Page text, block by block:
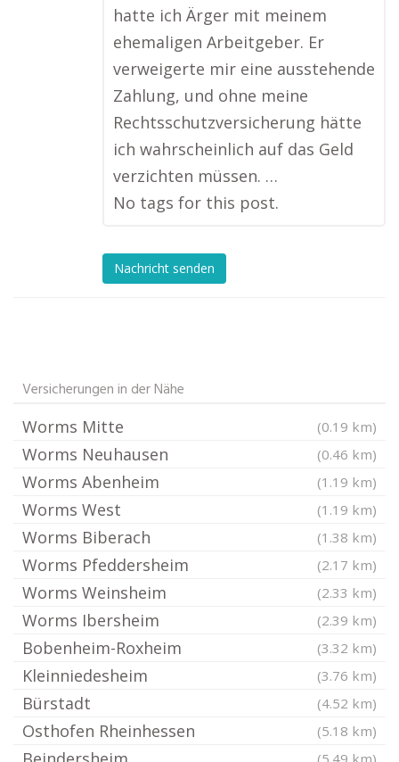
hatte ich Ärger mit meinem
ehemaligen Arbeitgeber. Er
verweigerte mir eine ausstehende
Zahlung, und ohne meine
Rechtsschutzversicherung hätte
ich wahrscheinlich auf das Geld
verzichten müssen. …
No tags for this post.
Nachricht senden
Versicherungen in der Nähe
Worms Mitte (0.19 km)
Worms Neuhausen (0.46 km)
Worms Abenheim (1.19 km)
Worms West (1.19 km)
Worms Biberach (1.38 km)
Worms Pfeddersheim (2.17 km)
Worms Weinsheim (2.33 km)
Worms Ibersheim (2.39 km)
Bobenheim-Roxheim (3.32 km)
Kleinniedesheim (3.76 km)
Bürstadt (4.52 km)
Osthofen Rheinhessen (5.18 km)
(5.49 km)